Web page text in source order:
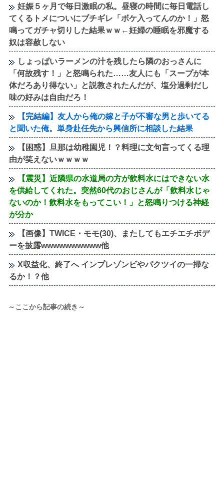
妊娠５ヶ月で毎日激眠の私。昼寝の時間に毎日電話し
てくるトメについにブチギレ「ボケ入ってんのか！」怒
鳴ってガチャ切りした結果ｗｗ←妊婦の睡眠を邪魔する
奴は容赦しない
しょっぱいラーメンの汁を残したら隣のおっさんに
「何故残す！」と怒鳴られた……友人にも「スープが本
体だろあり得ない」と説教されたんだが、塩分過剰だし
味の好みは自由だろ！
【完結編】友人から俺の嫁と子が不審な男と歩いてる
と聞いた俺。単身赴任先から興信所に相談した結果
【困惑】旦那は幼稚園児！？料理に文句言ってくる理
由が笑えないｗｗｗｗ
【震災】近隣県の水道局の方が飲料水にはできない水
を供給してくれた。突然60代のおじさんが「飲料水じゃ
ないのか！飲料水をもってこい！」と怒鳴りつける神経
が分か
【画像】TWICE・モモ(30)、またしてもエチエチボデ
ーを披露wwwwwwwwww他
X収益化、終了へ インプレゾンビやパクツイの一掃な
るか！？他
～ここから記事の続き～